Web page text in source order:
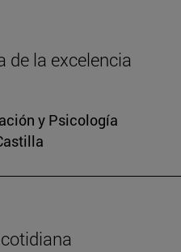
de la excelencia
y Psicología